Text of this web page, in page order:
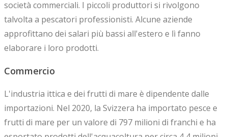
società commerciali. I piccoli produttori si rivolgono
talvolta a pescatori professionisti. Alcune aziende
approfittano dei salari più bassi all'estero e lì fanno
elaborare i loro prodotti.
Commercio
L'industria ittica e dei frutti di mare è dipendente dalle
importazioni. Nel 2020, la Svizzera ha importato pesce e
frutti di mare per un valore di 797 milioni di franchi e ha